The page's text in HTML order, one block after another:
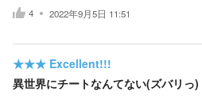
4 2022年9月5日 11:51
★★★ Excellent!!!
異世界にチートなんてない(ズバリっ)